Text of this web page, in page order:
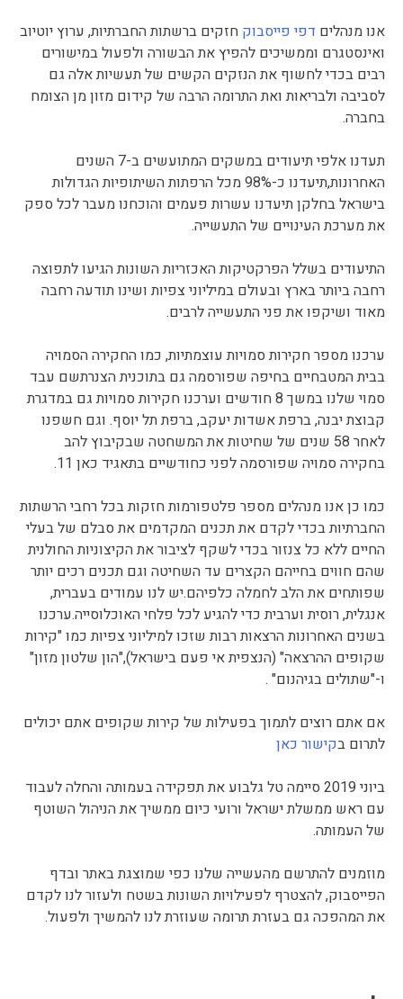
אנו מנהלים דפי פייסבוק חזקים ברשתות החברתיות, ערוץ יוטיוב
ואינסטגרם וממשיכים להפיץ את הבשורה ולפעול במישורים
רבים בכדי לחשוף את הנזקים הקשים של תעשיות אלה גם
לסביבה ולבריאות ואת התרומה הרבה של קידום מזון מן הצומח
בחברה.
תעדנו אלפי תיעודים במשקים המתועשים ב-7 השנים
האחרונות,תיעדנו כ-98% מכל הרפתות השיתופיות הגדולות
בישראל בחלקן תיעדנו עשרות פעמים והוכחנו מעבר לכל ספק
את מערכת העינויים של התעשייה.
התיעודים בשלל הפרקטיקות האכזריות השונות הגיעו לתפוצה
רחבה ביותר בארץ ובעולם במיליוני צפיות ושינו תודעה רחבה
מאוד ושיקפו את פני התעשייה לרבים.
ערכנו מספר חקירות סמויות עוצמתיות, כמו החקירה הסמויה
בבית המטבחיים בחיפה שפורסמה גם בתוכנית הצנרתשם עבד
סמוי שלנו במשך 8 חודשים וערכנו חקירות סמויות גם במדגרת
קבוצת יבנה, ברפת אשדות יעקב, ברפת תל יוסף. וגם חשפנו
לאחר 58 שנים של שחיטות את המשחטה שבקיבוץ להב
בחקירה סמויה שפורסמה לפני כחודשיים בתאגיד כאן 11.
כמו כן אנו מנהלים מספר פלטפורמות חזקות בכל רחבי הרשתות
החברתיות בכדי לקדם את תכנים המקדמים את סבלם של בעלי
החיים ללא כל צנזור בכדי לשקף לציבור את הקיצוניות החולנית
שהם חווים בחייהם הקצרים עד השחיטה וגם תכנים רכים יותר
שפותחים את הלב לחמלה כלפיהם.יש לנו עמודים בעברית,
אנגלית, רוסית וערבית כדי להגיע לכל פלחי האוכלוסייה.ערכנו
בשנים האחרונות הרצאות רבות שזכו למיליוני צפיות כמו "קירות
שקופים ההרצאה" (הנצפית אי פעם בישראל),"הון שלטון מזון"
ו-"שתולים בגיהנום" .
אם אתם רוצים לתמוך בפעילות של קירות שקופים אתם יכולים
לתרום בקישור כאן
ביוני 2019 סיימה טל גלבוע את תפקידה בעמותה והחלה לעבוד
עם ראש ממשלת ישראל ורועי כיום ממשיך את הניהול השוטף
של העמותה.
מוזמנים להתרשם מהעשייה שלנו כפי שמוצגת באתר ובדף
הפייסבוק, להצטרף לפעילויות השונות בשטח ולעזור לנו לקדם
את המהפכה גם בעזרת תרומה שעוזרת לנו להמשיך ולפעול.